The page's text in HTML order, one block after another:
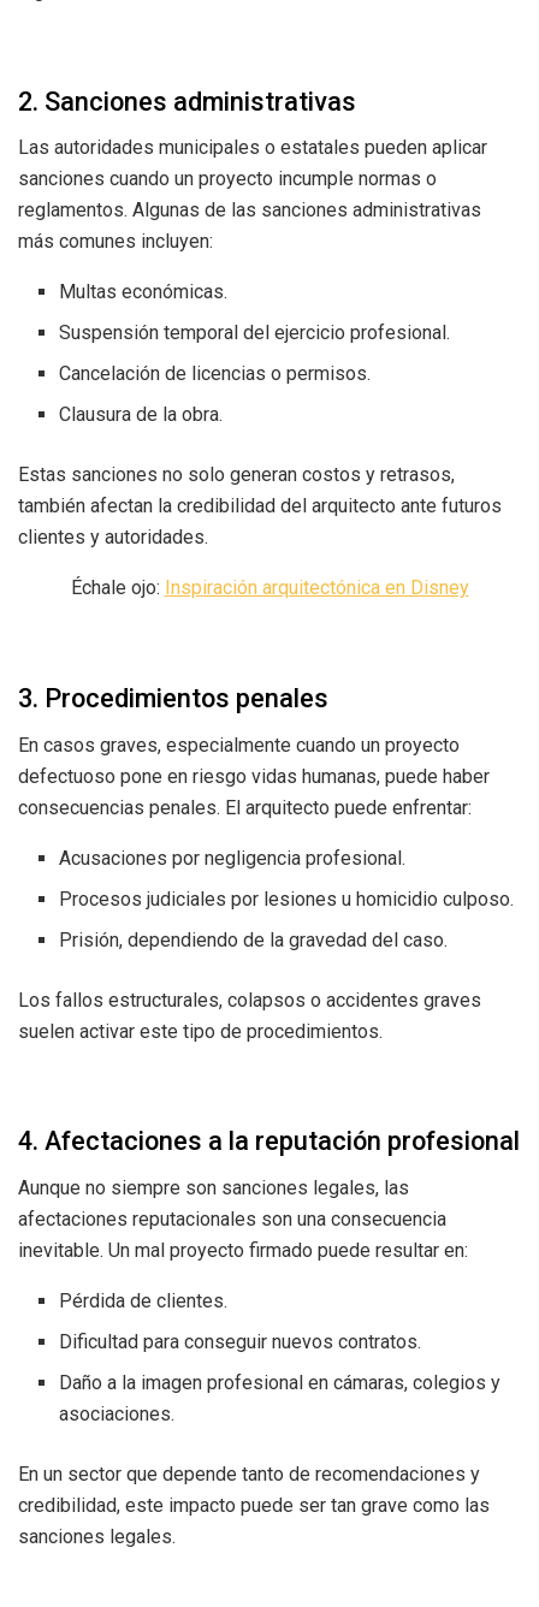
2. Sanciones administrativas
Las autoridades municipales o estatales pueden aplicar
sanciones cuando un proyecto incumple normas o
reglamentos. Algunas de las sanciones administrativas
más comunes incluyen:
Multas económicas.
Suspensión temporal del ejercicio profesional.
Cancelación de licencias o permisos.
Clausura de la obra.
Estas sanciones no solo generan costos y retrasos,
también afectan la credibilidad del arquitecto ante futuros
clientes y autoridades.
Échale ojo: Inspiración arquitectónica en Disney
3. Procedimientos penales
En casos graves, especialmente cuando un proyecto
defectuoso pone en riesgo vidas humanas, puede haber
consecuencias penales. El arquitecto puede enfrentar:
Acusaciones por negligencia profesional.
Procesos judiciales por lesiones u homicidio culposo.
Prisión, dependiendo de la gravedad del caso.
Los fallos estructurales, colapsos o accidentes graves
suelen activar este tipo de procedimientos.
4. Afectaciones a la reputación profesional
Aunque no siempre son sanciones legales, las
afectaciones reputacionales son una consecuencia
inevitable. Un mal proyecto firmado puede resultar en:
Pérdida de clientes.
Dificultad para conseguir nuevos contratos.
Daño a la imagen profesional en cámaras, colegios y
asociaciones.
En un sector que depende tanto de recomendaciones y
credibilidad, este impacto puede ser tan grave como las
sanciones legales.